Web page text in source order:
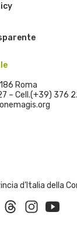
Roma
– Cell.(+39) 376
d’Italia della
ThreadsInstagramYoutube